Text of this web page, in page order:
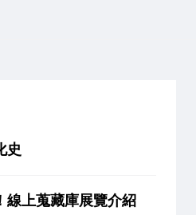
史
線上蒐藏庫展覽介紹